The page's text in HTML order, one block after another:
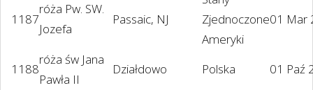
1187
róża Pw. SW.
Jozefa
Passaic, NJ
Zjednoczone
Ameryki
01 Mar
1188
róża św Jana
Pawła II
Działdowo Polska 01 Paź